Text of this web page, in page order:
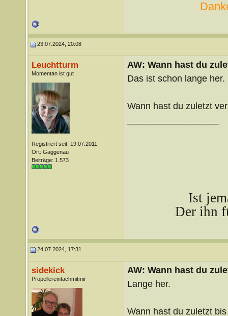
23.07.2024, 20:08
Leuchtturm
Momentan ist gut
Registriert seit: 19.07.2011
Ort: Gaggenau
Beiträge: 1.573
AW: Wann hast du
Das ist schon lange her.
Wann hast du zuletzt
Ist
Der ihn
24.07.2024, 17:31
sidekick
Propellereinfachmitmir
AW: Wann hast du
Lange her.
Wann hast du zuletzt